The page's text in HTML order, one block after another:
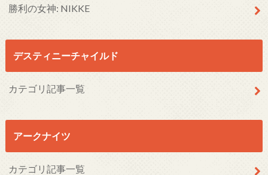
勝利の女神: NIKKE
デスティニーチャイルド
カテゴリ記事一覧
アークナイツ
カテゴリ記事一覧